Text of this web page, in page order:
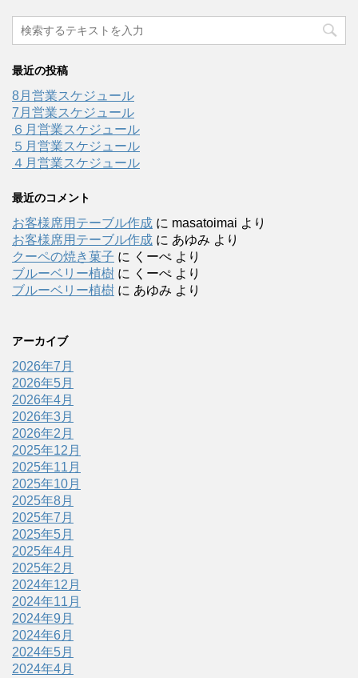
最近の投稿
8月営業スケジュール
7月営業スケジュール
６月営業スケジュール
５月営業スケジュール
４月営業スケジュール
最近のコメント
お客様席用テーブル作成 に masatoimai より
お客様席用テーブル作成 に あゆみ より
クーペの焼き菓子 に くーぺ より
ブルーベリー植樹 に くーぺ より
ブルーベリー植樹 に あゆみ より
アーカイブ
2026年7月
2026年5月
2026年4月
2026年3月
2026年2月
2025年12月
2025年11月
2025年10月
2025年8月
2025年7月
2025年5月
2025年4月
2025年2月
2024年12月
2024年11月
2024年9月
2024年6月
2024年5月
2024年4月